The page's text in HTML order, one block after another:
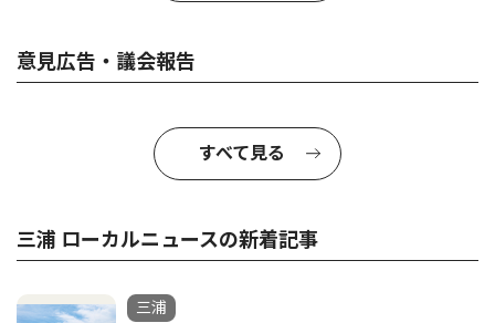
意見広告・議会報告
すべて見る
三浦 ローカルニュースの新着記事
三浦